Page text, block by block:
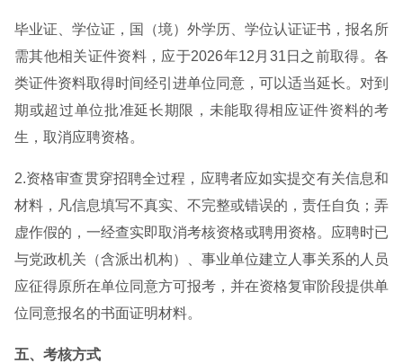
毕业证、学位证，国（境）外学历、学位认证证书，报名所
需其他相关证件资料，应于2026年12月31日之前取得。各
类证件资料取得时间经引进单位同意，可以适当延长。对到
期或超过单位批准延长期限，未能取得相应证件资料的考
生，取消应聘资格。
2.资格审查贯穿招聘全过程，应聘者应如实提交有关信息和
材料，凡信息填写不真实、不完整或错误的，责任自负；弄
虚作假的，一经查实即取消考核资格或聘用资格。应聘时已
与党政机关（含派出机构）、事业单位建立人事关系的人员
应征得原所在单位同意方可报考，并在资格复审阶段提供单
位同意报名的书面证明材料。
五、考核方式